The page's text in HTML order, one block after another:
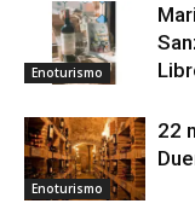
Enoturismo
Enoturismo
22